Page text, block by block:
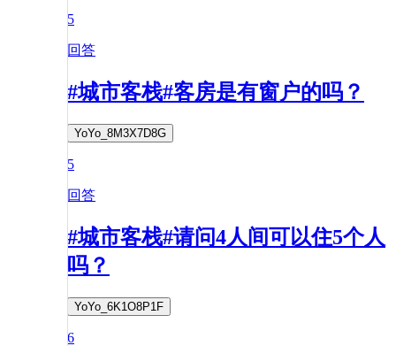
5
回答
#城市客栈#客房是有窗户的吗？
YoYo_8M3X7D8G
5
回答
#城市客栈#请问4人间可以住5个人
吗？
YoYo_6K1O8P1F
6